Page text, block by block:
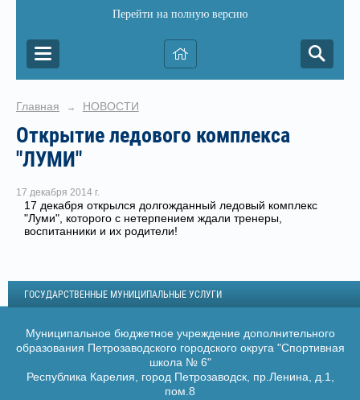
Перейти на полную версию
Главная → НОВОСТИ
Открытие ледового комплекса
"ЛУМИ"
17 декабря 2014 г.
17 декабря открылся долгожданный ледовый комплекс
"Луми", которого с нетерпением ждали тренеры,
воспитанники и их родители!
ГОСУДАРСТВЕННЫЕ МУНИЦИПАЛЬНЫЕ УСЛУГИ
Муниципальное бюджетное учреждение дополнительного
образования Петрозаводского городского округа "Спортивная
школа № 6"
Республика Карелия, город Петрозаводск, пр.Ленина, д.1,
пом.8